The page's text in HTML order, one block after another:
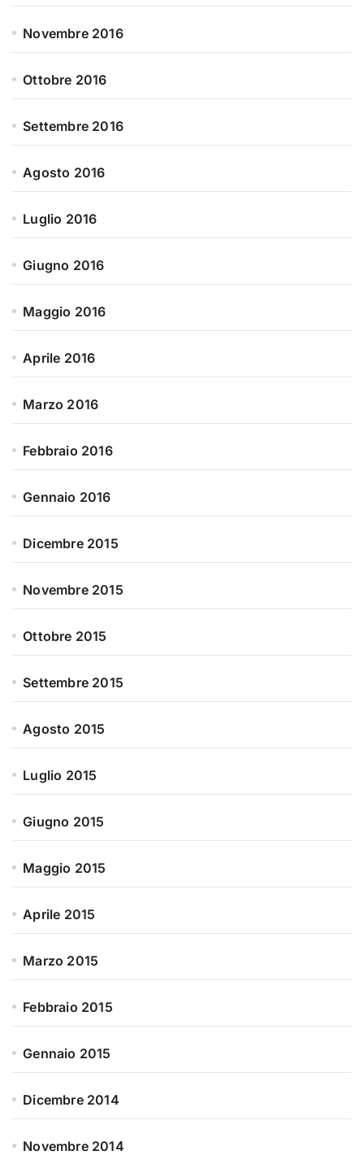
Novembre 2016
Ottobre 2016
Settembre 2016
Agosto 2016
Luglio 2016
Giugno 2016
Maggio 2016
Aprile 2016
Marzo 2016
Febbraio 2016
Gennaio 2016
Dicembre 2015
Novembre 2015
Ottobre 2015
Settembre 2015
Agosto 2015
Luglio 2015
Giugno 2015
Maggio 2015
Aprile 2015
Marzo 2015
Febbraio 2015
Gennaio 2015
Dicembre 2014
Novembre 2014